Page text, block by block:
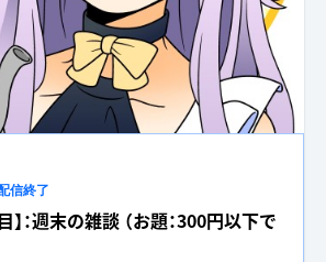
信終了
】：週末の雑談 （お題：300円以下で